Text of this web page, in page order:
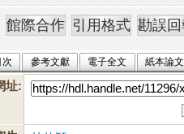
次 參考文獻 電子全文 紙本論文
址: